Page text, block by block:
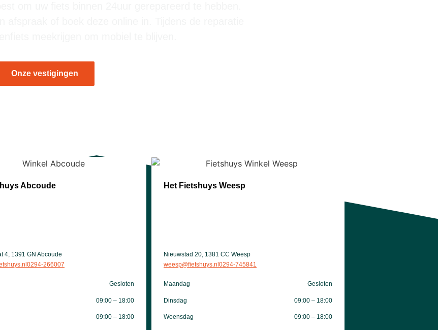
Onze vestigingen
Abcoude
4, 1391 GN Abcoude
0294-266007
Gesloten
09:00 – 18:00
09:00 – 18:00
Het Fietshuys Weesp
Nieuwstad 20, 1381 CC Weesp
weesp@fietshuys.nl 0294-745841
Maandag Gesloten
Dinsdag 09:00 – 18:00
Woensdag 09:00 – 18:00